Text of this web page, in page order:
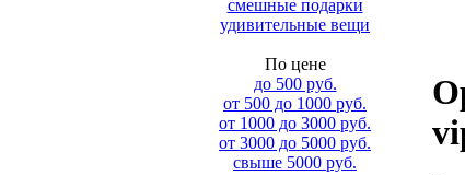
смешные подарки
удивительные вещи
По цене
до 500 руб.
от 500 до 1000 руб.
от 1000 до 3000 руб.
от 3000 до 5000 руб.
свыше 5000 руб.